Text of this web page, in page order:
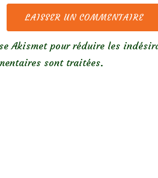
Akismet pour réduire les
sont traitées.